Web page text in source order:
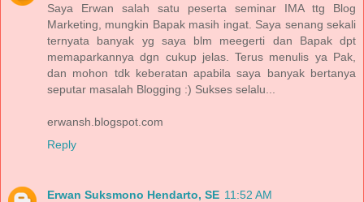
Saya Erwan salah satu peserta seminar IMA ttg Blog
Marketing, mungkin Bapak masih ingat. Saya senang sekali
ternyata banyak yg saya blm meegerti dan Bapak dpt
memaparkannya dgn cukup jelas. Terus menulis ya Pak,
dan mohon tdk keberatan apabila saya banyak bertanya
seputar masalah Blogging :) Sukses selalu...
erwansh.blogspot.com
Reply
Erwan Suksmono Hendarto, SE 11:52 AM